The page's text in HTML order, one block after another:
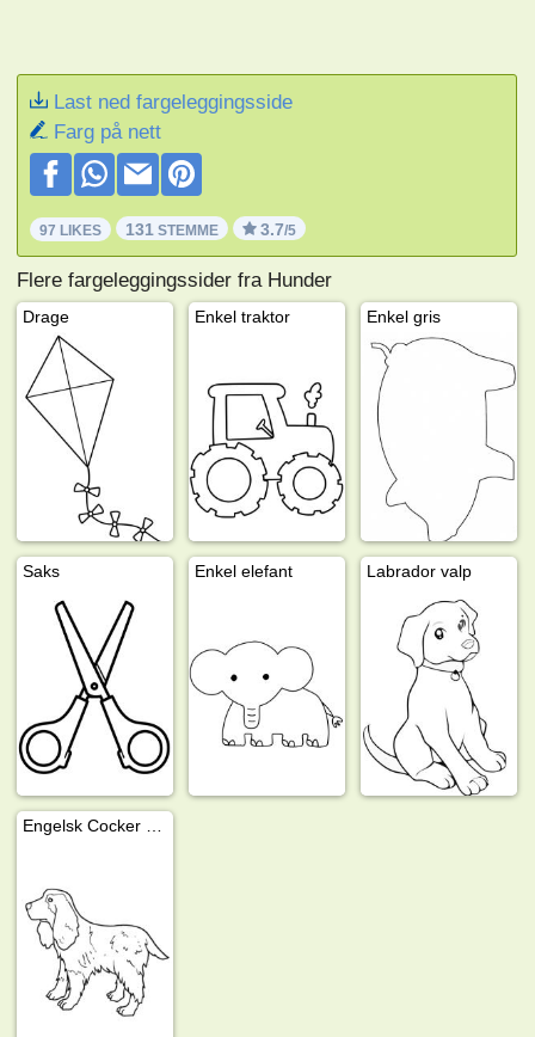
Last ned fargeleggingsside
Farg på nett
97 LIKES 131 STEMME 3.7/5
Flere fargeleggingssider fra Hunder
Drage Enkel traktor Enkel gris
Saks Enkel elefant Labrador valp